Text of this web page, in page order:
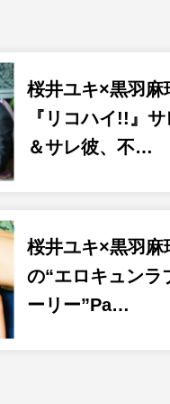
桜井ユキ×黒羽麻
『リコハイ!!』
＆サレ彼、不…
桜井ユキ×黒羽麻
の“エロキュンラ
ーリー”Pa…